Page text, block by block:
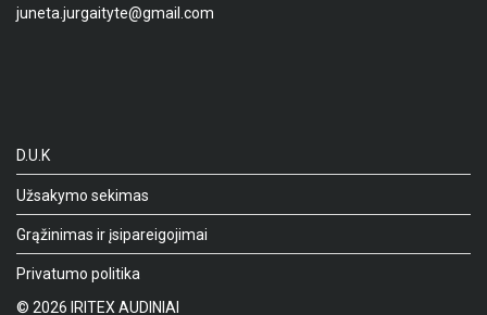
juneta.jurgaityte@gmail.com
D.U.K
Užsakymo sekimas
Grąžinimas ir įsipareigojimai
Privatumo politika
© 2026 IRITEX AUDINIAI